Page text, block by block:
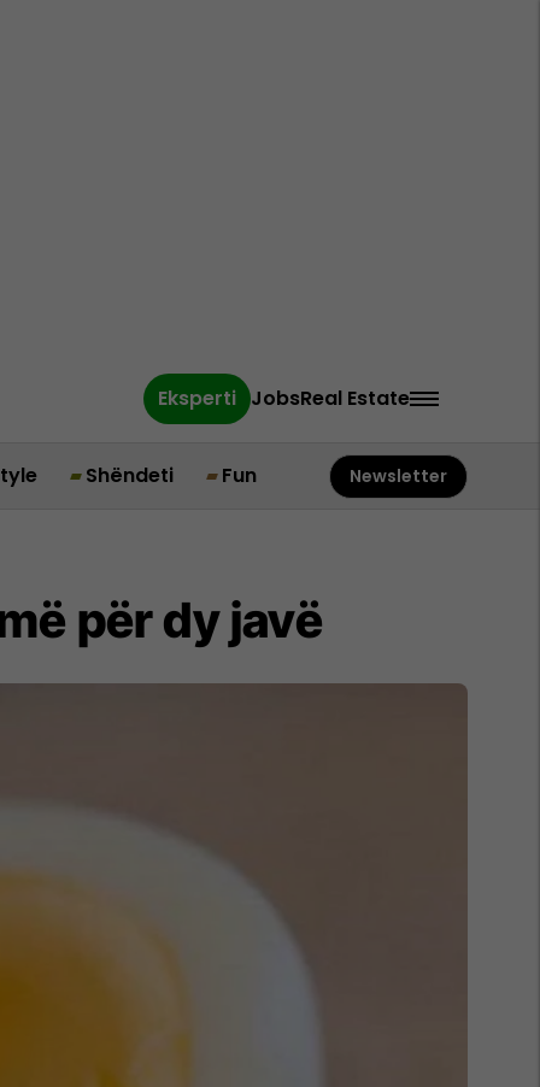
Eksperti JobsReal Estate
Shëndeti Fun Newsletter
për dy javë